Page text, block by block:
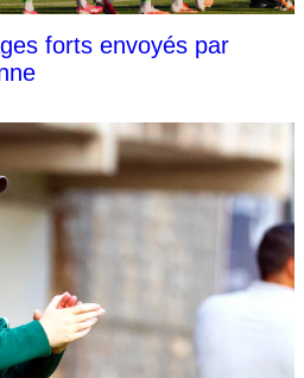
forts envoyés par